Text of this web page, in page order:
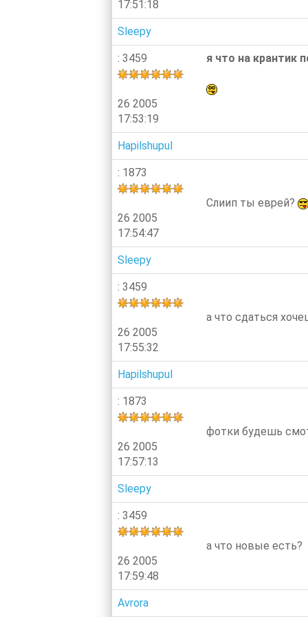
17:51:18
Sleepy
: 3459
26 2005
17:53:19
я что на крантик
Hapilshupul
: 1873
26 2005
17:54:47
Слиип ты еврей?
Sleepy
: 3459
26 2005
17:55:32
а что сдаться
Hapilshupul
: 1873
26 2005
17:57:13
фотки будешь
Sleepy
: 3459
26 2005
17:59:48
а что новые есть?
Avrora